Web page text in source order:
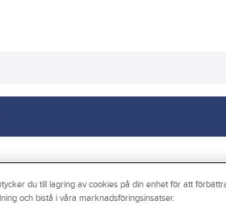
du till lagring av cookies på din enhet för att
och bistå i våra marknadsföringsinsatser.